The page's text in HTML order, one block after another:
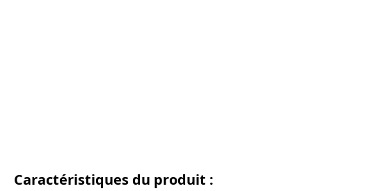
Caractéristiques du produit :